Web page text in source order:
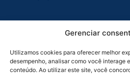
Gerenciar
Utilizamos cookies para oferecer melhor
desempenho, analisar como você interage
conteúdo. Ao utilizar este site, você
UNIDADE SOROCABA
Av. Dr Afonso Vergueiro, 2900 -
Sorocaba - SP